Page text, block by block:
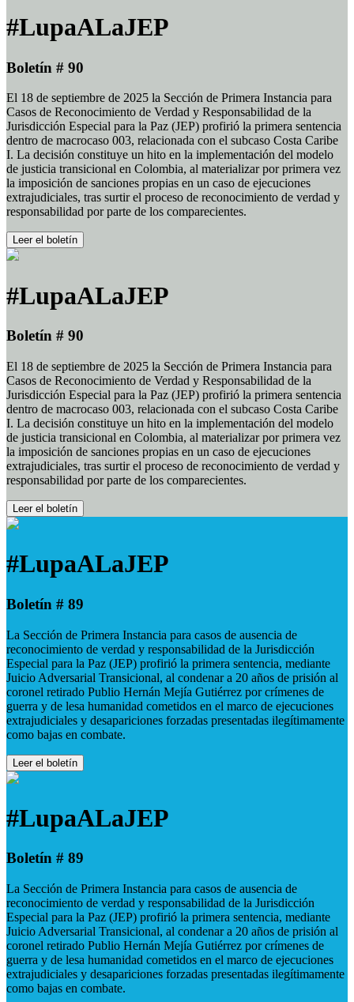
#LupaALaJEP
Boletín # 90
El 18 de septiembre de 2025 la Sección de Primera Instancia para
Casos de Reconocimiento de Verdad y Responsabilidad de la
Jurisdicción Especial para la Paz (JEP) profirió la primera sentencia
dentro de macrocaso 003, relacionada con el subcaso Costa Caribe
I. La decisión constituye un hito en la implementación del modelo
de justicia transicional en Colombia, al materializar por primera vez
la imposición de sanciones propias en un caso de ejecuciones
extrajudiciales, tras surtir el proceso de reconocimiento de verdad y
responsabilidad por parte de los comparecientes.
Leer el boletín
#LupaALaJEP
Boletín # 90
El 18 de septiembre de 2025 la Sección de Primera Instancia para
Casos de Reconocimiento de Verdad y Responsabilidad de la
Jurisdicción Especial para la Paz (JEP) profirió la primera sentencia
dentro de macrocaso 003, relacionada con el subcaso Costa Caribe
I. La decisión constituye un hito en la implementación del modelo
de justicia transicional en Colombia, al materializar por primera vez
la imposición de sanciones propias en un caso de ejecuciones
extrajudiciales, tras surtir el proceso de reconocimiento de verdad y
responsabilidad por parte de los comparecientes.
Leer el boletín
#LupaALaJEP
Boletín # 89
La Sección de Primera Instancia para casos de ausencia de
reconocimiento de verdad y responsabilidad de la Jurisdicción
Especial para la Paz (JEP) profirió la primera sentencia, mediante
Juicio Adversarial Transicional, al condenar a 20 años de prisión al
coronel retirado Publio Hernán Mejía Gutiérrez por crímenes de
guerra y de lesa humanidad cometidos en el marco de ejecuciones
extrajudiciales y desapariciones forzadas presentadas ilegítimamente
como bajas en combate.
Leer el boletín
#LupaALaJEP
Boletín # 89
La Sección de Primera Instancia para casos de ausencia de
reconocimiento de verdad y responsabilidad de la Jurisdicción
Especial para la Paz (JEP) profirió la primera sentencia, mediante
Juicio Adversarial Transicional, al condenar a 20 años de prisión al
coronel retirado Publio Hernán Mejía Gutiérrez por crímenes de
guerra y de lesa humanidad cometidos en el marco de ejecuciones
extrajudiciales y desapariciones forzadas presentadas ilegítimamente
como bajas en combate.